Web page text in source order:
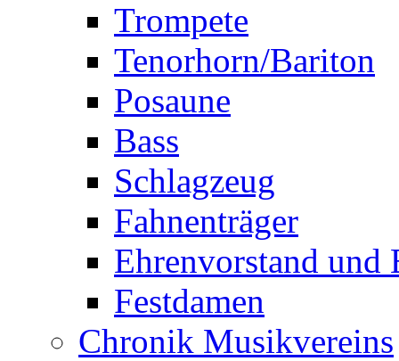
Trompete
Tenorhorn/Bariton
Posaune
Bass
Schlagzeug
Fahnenträger
Ehrenvorstand und
Festdamen
Chronik Musikvereins